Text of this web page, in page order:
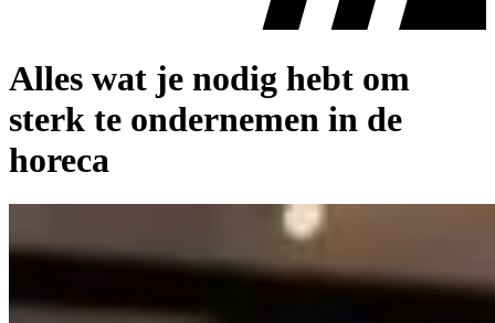
Alles wat je nodig hebt om
sterk te ondernemen in de
horeca